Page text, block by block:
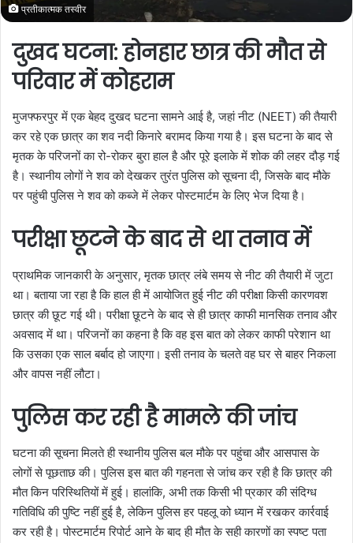
प्रतीकात्मक तस्वीर
दुखद घटना: होनहार छात्र की मौत से
परिवार में कोहराम
मुजफ्फरपुर में एक बेहद दुखद घटना सामने आई है, जहां नीट (NEET) की तैयारी
कर रहे एक छात्र का शव नदी किनारे बरामद किया गया है। इस घटना के बाद से
मृतक के परिजनों का रो-रोकर बुरा हाल है और पूरे इलाके में शोक की लहर दौड़ गई
है। स्थानीय लोगों ने शव को देखकर तुरंत पुलिस को सूचना दी, जिसके बाद मौके
पर पहुंची पुलिस ने शव को कब्जे में लेकर पोस्टमार्टम के लिए भेज दिया है।
परीक्षा छूटने के बाद से था तनाव में
प्राथमिक जानकारी के अनुसार, मृतक छात्र लंबे समय से नीट की तैयारी में जुटा
था। बताया जा रहा है कि हाल ही में आयोजित हुई नीट की परीक्षा किसी कारणवश
छात्र की छूट गई थी। परीक्षा छूटने के बाद से ही छात्र काफी मानसिक तनाव और
अवसाद में था। परिजनों का कहना है कि वह इस बात को लेकर काफी परेशान था
कि उसका एक साल बर्बाद हो जाएगा। इसी तनाव के चलते वह घर से बाहर निकला
और वापस नहीं लौटा।
पुलिस कर रही है मामले की जांच
घटना की सूचना मिलते ही स्थानीय पुलिस बल मौके पर पहुंचा और आसपास के
लोगों से पूछताछ की। पुलिस इस बात की गहनता से जांच कर रही है कि छात्र की
मौत किन परिस्थितियों में हुई। हालांकि, अभी तक किसी भी प्रकार की संदिग्ध
गतिविधि की पुष्टि नहीं हुई है, लेकिन पुलिस हर पहलू को ध्यान में रखकर कार्रवाई
कर रही है। पोस्टमार्टम रिपोर्ट आने के बाद ही मौत के सही कारणों का स्पष्ट पता